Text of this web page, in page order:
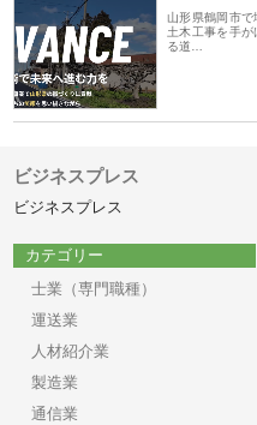
山形県鶴岡市
土木工事を手が
る道…
ビジネスプレス
ビジネスプレス
カテゴリー
士業（専門職種）
運送業
人材紹介業
製造業
通信業